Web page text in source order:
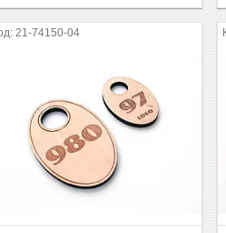
21-74150-04